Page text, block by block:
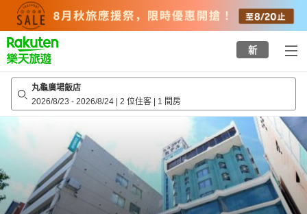
top
page
新
丸龜廣場飯店
2026/8/23 - 2026/8/24 | 2 位住客 | 1 間房